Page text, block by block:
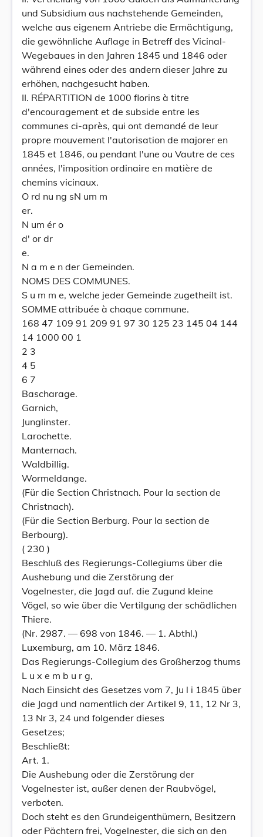
und Subsidium aus nachstehende Gemeinden,
welche aus eigenem Antriebe die Ermächtigung,
die gewöhnliche Auflage in Betreff des Vicinal-
Wegebaues in den Jahren 1845 und 1846 oder
während eines oder des andern dieser Jahre zu
erhöhen, nachgesucht haben.
II. RÉPARTITION de 1000 florins à titre
d'encouragement et de subside entre les
communes ci-après, qui ont demandé de leur
propre mouvement l'autorisation de majorer en
1845 et 1846, ou pendant l'une ou Vautre de ces
années, l'imposition ordinaire en matière de
chemins vicinaux.
O rd nu ng sN um m
er.
N um ér o
d' or dr
e.
N a m e n der Gemeinden.
NOMS DES COMMUNES.
S u m m e, welche jeder Gemeinde zugetheilt ist.
SOMME attribuée à chaque commune.
168 47 109 91 209 91 97 30 125 23 145 04 144
14 1000 00 1
2 3
4 5
6 7
Bascharage.
Garnich,
Junglinster.
Larochette.
Manternach.
Waldbillig.
Wormeldange.
(Für die Section Christnach. Pour la section de
Christnach).
(Für die Section Berburg. Pour la section de
Berbourg).
( 230 )
Beschluß des Regierungs-Collegiums über die
Aushebung und die Zerstörung der
Vogelnester, die Jagd auf. die Zugund kleine
Vögel, so wie über die Vertilgung der schädlichen
Thiere.
(Nr. 2987. — 698 von 1846. — 1. Abthl.)
Luxemburg, am 10. März 1846.
Das Regierungs-Collegium des Großherzog thums
L u x e m b u r g,
Nach Einsicht des Gesetzes vom 7, Ju l i 1845 über
die Jagd und namentlich der Artikel 9, 11, 12 Nr 3,
13 Nr 3, 24 und folgender dieses
Gesetzes;
Beschließt:
Art. 1.
Die Aushebung oder die Zerstörung der
Vogelnester ist, außer denen der Raubvögel,
verboten.
Doch steht es den Grundeigenthümern, Besitzern
oder Pächtern frei, Vogelnester, die sich an den